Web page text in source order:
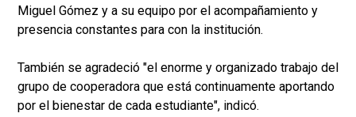
Miguel Gómez y a su equipo por el acompañamiento y
presencia constantes para con la institución.
También se agradeció "el enorme y organizado trabajo del
grupo de cooperadora que está continuamente aportando
por el bienestar de cada estudiante", indicó.